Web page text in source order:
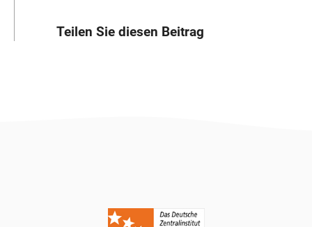
Teilen Sie diesen Beitrag